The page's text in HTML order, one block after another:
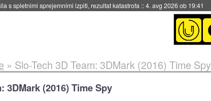
razvija svojo raketo za večkratno uporabo::4. avg 2026 ob 19:41
» Slo-Tech 3D Team: 3DMark (2016) Time Spy
3DMark (2016) Time Spy